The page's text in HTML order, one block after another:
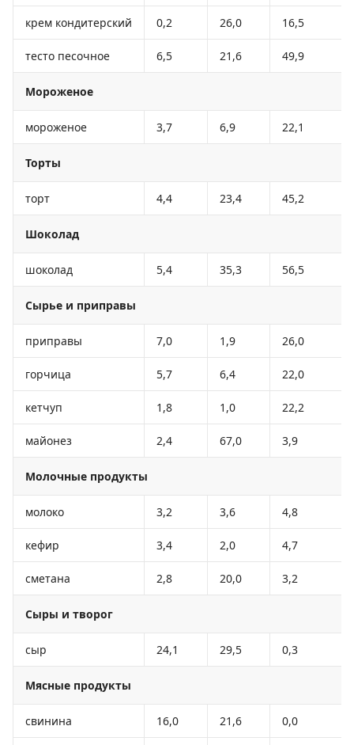
крем кондитерский 0,2 26,0 16,5
тесто песочное 6,5 21,6 49,9
Мороженое
мороженое 3,7 6,9 22,1
Торты
торт 4,4 23,4 45,2
Шоколад
шоколад 5,4 35,3 56,5
Сырье и приправы
приправы 7,0 1,9 26,0
горчица 5,7 6,4 22,0
кетчуп 1,8 1,0 22,2
майонез 2,4 67,0 3,9
Молочные продукты
молоко 3,2 3,6 4,8
кефир 3,4 2,0 4,7
сметана 2,8 20,0 3,2
Сыры и творог
сыр 24,1 29,5 0,3
Мясные продукты
свинина 16,0 21,6 0,0